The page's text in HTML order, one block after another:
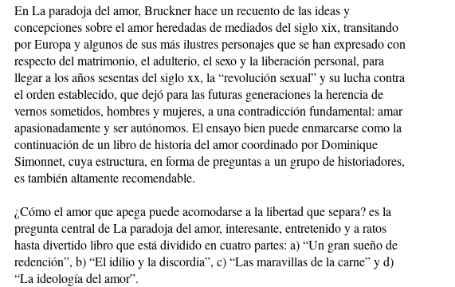
En La paradoja del amor, Bruckner hace un recuento de las ideas y
concepciones sobre el amor heredadas de mediados del siglo xix, transitando
por Europa y algunos de sus más ilustres personajes que se han expresado con
respecto del matrimonio, el adulterio, el sexo y la liberación personal, para
llegar a los años sesentas del siglo xx, la “revolución sexual” y su lucha contra
el orden establecido, que dejó para las futuras generaciones la herencia de
vernos sometidos, hombres y mujeres, a una contradicción fundamental: amar
apasionadamente y ser autónomos. El ensayo bien puede enmarcarse como la
continuación de un libro de historia del amor coordinado por Dominique
Simonnet, cuya estructura, en forma de preguntas a un grupo de historiadores,
es también altamente recomendable.
¿Cómo el amor que apega puede acomodarse a la libertad que separa? es la
pregunta central de La paradoja del amor, interesante, entretenido y a ratos
hasta divertido libro que está dividido en cuatro partes: a) “Un gran sueño de
redención”, b) “El idilio y la discordia”, c) “Las maravillas de la carne” y d)
“La ideología del amor”.